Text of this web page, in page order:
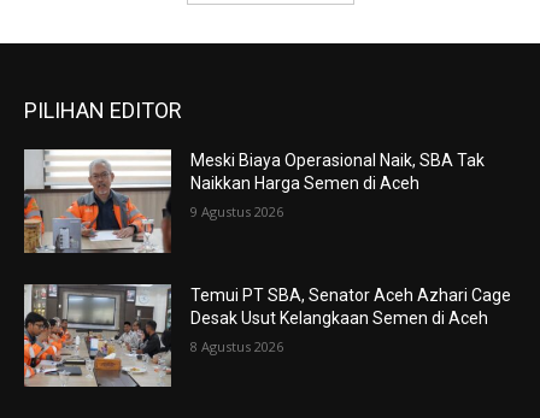
PILIHAN EDITOR
Meski Biaya Operasional Naik, SBA Tak
Naikkan Harga Semen di Aceh
9 Agustus 2026
Temui PT SBA, Senator Aceh Azhari Cage
Desak Usut Kelangkaan Semen di Aceh
8 Agustus 2026